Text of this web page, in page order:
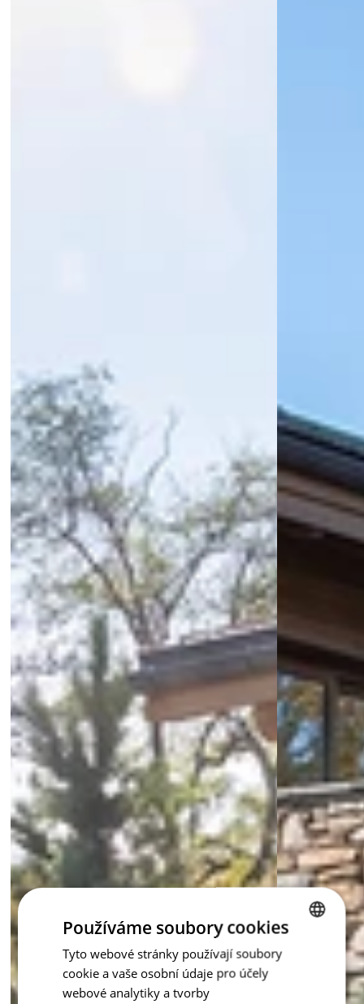
CZECH
Používáme soubory cookies
Tyto webové stránky používají soubory
cookie a vaše osobní údaje pro účely
webové analytiky a tvorby